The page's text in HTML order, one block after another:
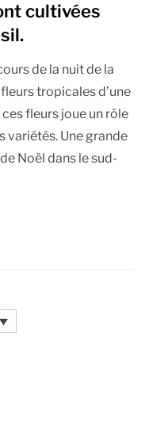
cultivées
de la nuit de la
tropicales d’une
fleurs joue un rôle
variétés. Une grande
Noël dans le sud-